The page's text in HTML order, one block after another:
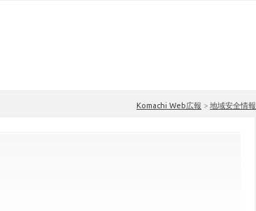
Komachi Web広報 > 地域安全情報